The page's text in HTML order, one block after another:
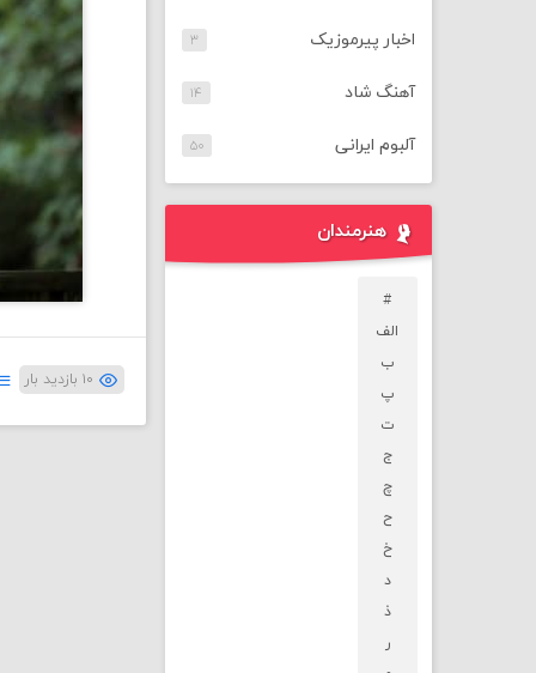
۱۰ بازدید بار
اخبار پیرموزیک ۳
آهنگ شاد ۱۴
آلبوم ایرانی ۵۰
هنرمندان
#
الف
ب
پ
ت
ج
چ
ح
خ
د
ذ
ر